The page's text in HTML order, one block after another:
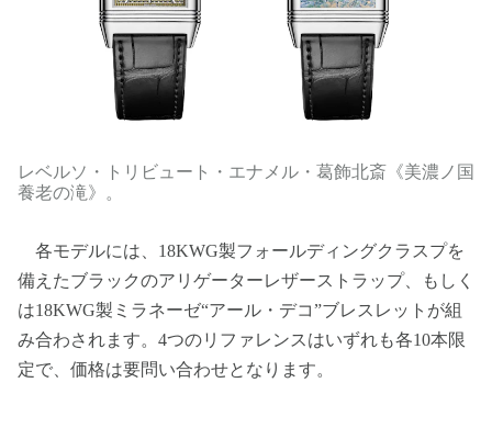
レベルソ・トリビュート・エナメル・葛飾北斎《美濃ノ国
養老の滝》。
各モデルには、18KWG製フォールディングクラスプを
備えたブラックのアリゲーターレザーストラップ、もしく
は18KWG製ミラネーゼ“アール・デコ”ブレスレットが組
み合わされます。4つのリファレンスはいずれも各10本限
定で、価格は要問い合わせとなります。